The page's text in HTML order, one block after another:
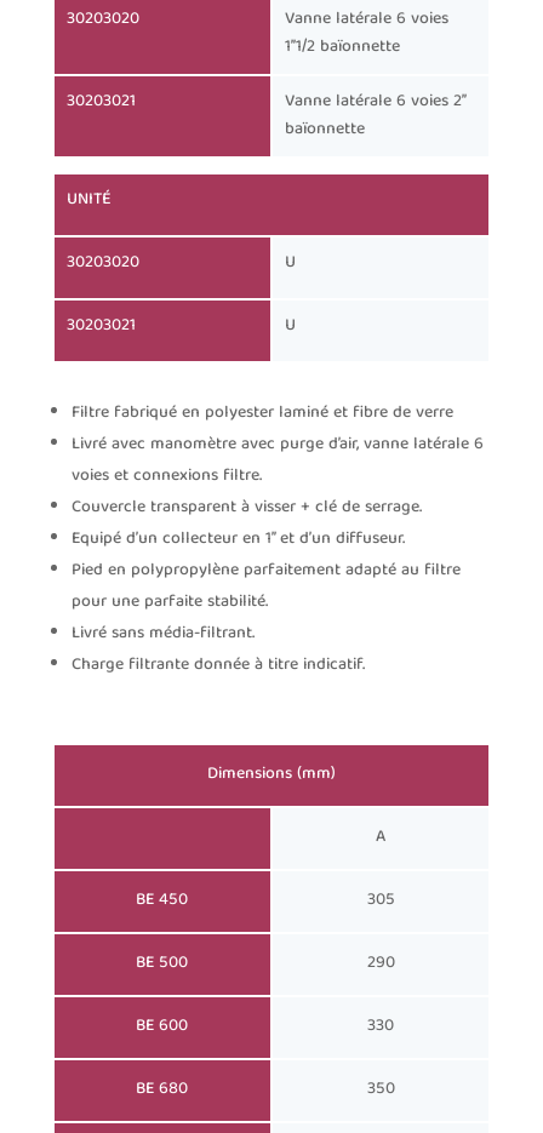
30203020
30203021
Vanne latérale 6 voies
1’’1/2 baïonnette
Vanne latérale 6 voies 2’’
baïonnette
30203020
30203021
UNITÉ
U
U
Filtre fabriqué en polyester laminé et fibre de verre
Livré avec manomètre avec purge d’air, vanne latérale 6
voies et connexions filtre.
Couvercle transparent à visser + clé de serrage.
Equipé d’un collecteur en 1’’ et d’un diffuseur.
Pied en polypropylène parfaitement adapté au filtre
pour une parfaite stabilité.
Livré sans média-filtrant.
Charge filtrante donnée à titre indicatif.
BE 450
BE 500
BE 600
BE 680
Dimensions (mm)
A
305
290
330
350